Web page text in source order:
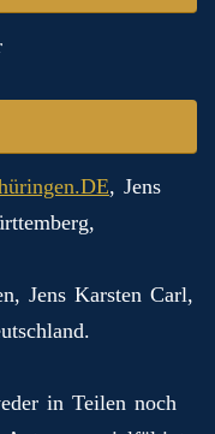
, Jens
Jens Karsten Carl,
in Teilen noch